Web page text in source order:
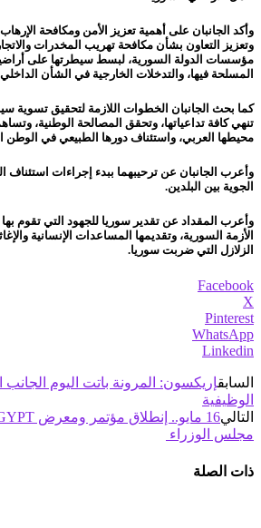
وأكد الجانبان على أهمية تعزيز الأمن ومكافحة
وتعزيز التعاون بشأن مكافحة تهريب المخدرات
مؤسسات الدولة السورية، لبسط سيطرتها على
المسلحة فيها، والتدخلات الخارجية في الشأن
كما بحث الجانبان الخطوات اللازمة لتحقيق تسوية
تنهي كافة تداعياتها، وتحقق المصالحة الوطنية،
محيطها العربي، واستئناف دورها الطبيعي في الوطن
وأعرب الجانبان عن ترحيبهما ببدء إجراءات استئناف
الجوية بين البلدين.
وأعرب المقداد عن تقدير سوريا للجهود التي تقوم بها
الأزمة السورية، وتقديمها المساعدات الإنسانية
الزلازل التي ضربت سوريا.
Facebook
X
Pinterest
WhatsApp
Linkedin
السابقإريكسون: المرونة باتت اليوم الجانب
الوظيفية
التالي
مجلس الوزراء
ذات الصلة